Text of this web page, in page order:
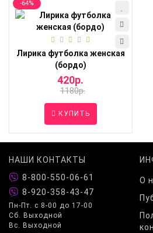
-64%
Лирика футболка женская
(бордо)
420р.
1180р.
КУПИТЬ
НАШИ КОНТАКТЫ
8-800-550-06-61
8-920-358-43-47
Пн-Пт. с 8-00 до 17-00
Сб. Выходной
Вс. Выходной
О